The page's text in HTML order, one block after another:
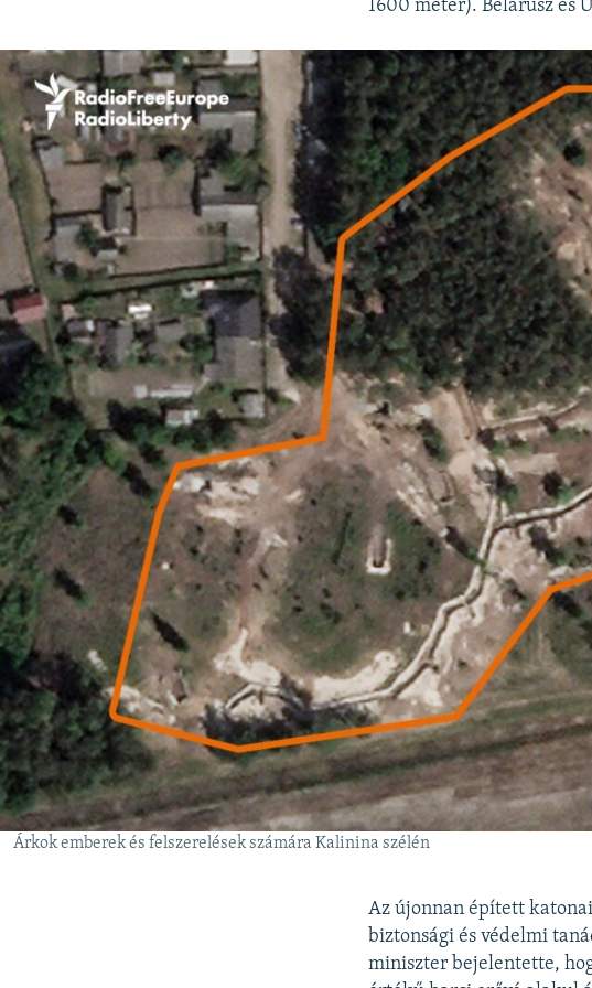
1600 méter). Belarusz és
Árkok emberek és felszerelések számára Kalinina szélén
Az újonnan épített
biztonsági és védelmi
miniszter bejelentette,